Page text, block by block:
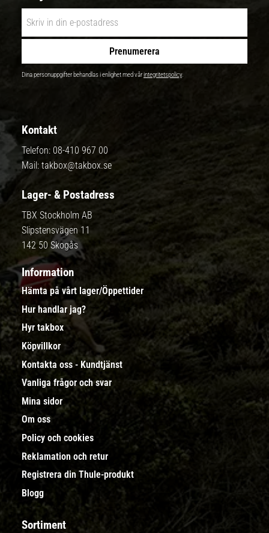
Prenumerera
Dina personuppgifter behandlas i enlighet med vårintegritetspolicy.
Kontakt
Telefon: 08-410 967 00
Mail: takbox@takbox.se
Lager- & Postadress
TBX Stockholm AB
Slipstensvägen 11
142 50 Skogås
Information
Hämta på vårt lager/Öppettider
Hur handlar jag?
Hyr takbox
Köpvillkor
Kontakta oss - Kundtjänst
Vanliga frågor och svar
Mina sidor
Om oss
Policy och cookies
Reklamation och retur
Registrera din Thule-produkt
Blogg
Sortiment